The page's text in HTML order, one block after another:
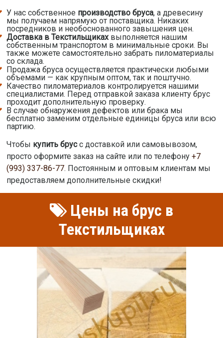
У нас собственное производство бруса, а древесину
мы получаем напрямую от поставщика. Никаких
посредников и необоснованного завышения цен.
Доставка в Текстильщикахвыполняется нашим
собственным транспортом в минимальные сроки. Вы
также можете самостоятельно забрать пиломатериалы
со склада.
Продажа бруса осуществляется практически любыми
объемами — как крупным оптом, так и поштучно.
Качество пиломатериалов контролируется нашими
специалистами. Перед отправкой заказа клиенту брус
проходит дополнительную проверку.
В случае обнаружения дефектов или брака мы
бесплатно заменим отдельные единицы бруса или всю
партию.
Чтобы купить брусс доставкой или самовывозом,
просто оформите заказ на сайте или по телефону +7
(993) 337-86-77. Постоянным и оптовым клиентам мы
предоставляем дополнительные скидки!
Цены на брус в
Текстильщиках